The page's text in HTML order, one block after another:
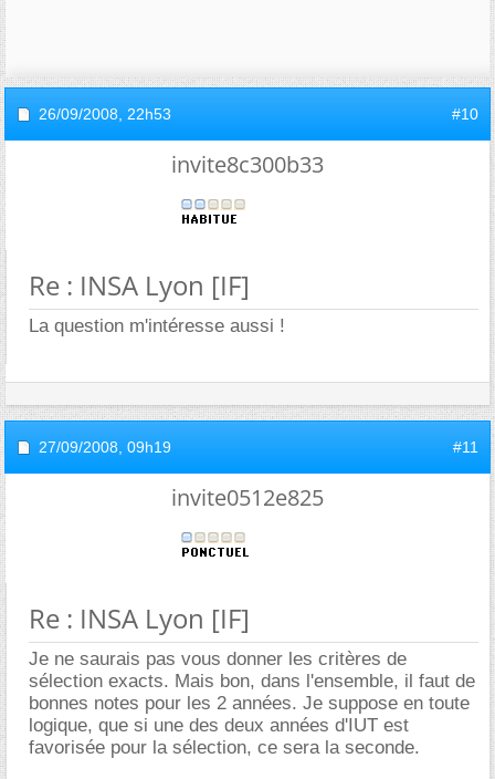
26/09/2008, 22h53 #10
invite8c300b33
Re : INSA Lyon [IF]
La question m'intéresse aussi !
27/09/2008, 09h19 #11
invite0512e825
Re : INSA Lyon [IF]
Je ne saurais pas vous donner les critères de
sélection exacts. Mais bon, dans l'ensemble, il faut de
bonnes notes pour les 2 années. Je suppose en toute
logique, que si une des deux années d'IUT est
favorisée pour la sélection, ce sera la seconde.